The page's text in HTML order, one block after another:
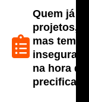
Quem já
projetos,
mas tem
na hora de
precificar